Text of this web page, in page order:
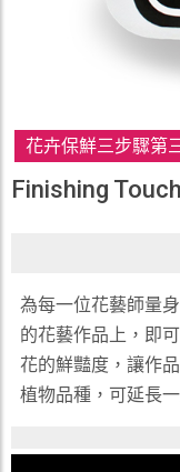
花卉保鮮三步驟第
Finishing Touch
為每一位花藝師量
的花藝作品上，即
花的鮮豔度，讓作
植物品種，可延長